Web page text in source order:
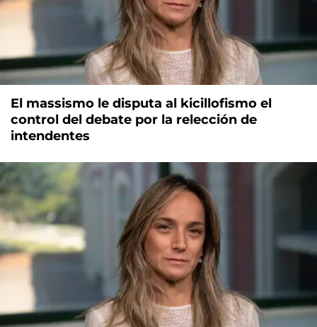
El massismo le disputa al kicillofismo el
control del debate por la relección de
intendentes